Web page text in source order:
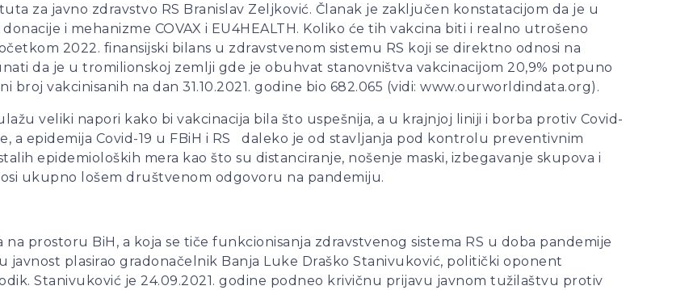
za javno zdravstvo RS Branislav Zeljković. Članak je zaključen konstatacijom da je u
i mehanizme COVAX i EU4HEALTH. Koliko će tih vakcina biti i realno utrošeno
2022. finansijski bilans u zdravstvenom sistemu RS koji se direktno odnosi na
da je u tromilionskoj zemlji gde je obuhvat stanovništva vakcinacijom 20,9% potpuno
broj vakcinisanih na dan 31.10.2021. godine bio 682.065 (vidi: www.ourworldindata.org).
veliki napori kako bi vakcinacija bila što uspešnija, a u krajnjoj liniji i borba protiv Covid-
a epidemija Covid-19 u FBiH i RS daleko je od stavljanja pod kontrolu preventivnim
epidemioloških mera kao što su distanciranje, nošenje maski, izbegavanje skupova i
ukupno lošem društvenom odgovoru na pandemiju.
prostoru BiH, a koja se tiče funkcionisanja zdravstvenog sistema RS u doba pandemije
javnost plasirao gradonačelnik Banja Luke Draško Stanivuković, politički oponent
Stanivuković je 24.09.2021. godine podneo krivičnu prijavu javnom tužilaštvu protiv